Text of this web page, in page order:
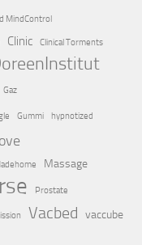
MindControl
Clinic Clinical Torments
Gaz
Gummi hypnotized
Massage
Prostate
Vacbed
vaccube